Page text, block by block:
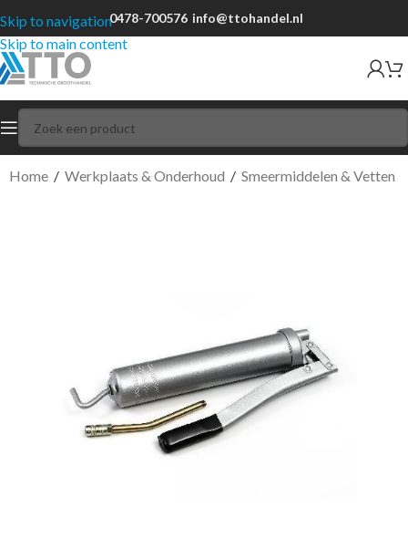
Skip to navigation
Skip to main content
0478-700576 info@ttohandel.nl
Home / Werkplaats & Onderhoud / Smeermiddelen & Vetten